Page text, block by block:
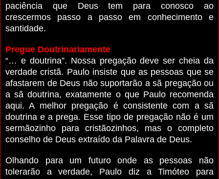
paciência que Deus tem para conosco ao
crescermos passo a passo em conhecimento e
santidade.
Pregue Doutrinariamente
“… e doutrina”. Nossa pregação deve ser cheia da
verdade cristã. Paulo insiste que as pessoas que se
afastarem de Deus não suportarão a sã pregação ou
a sã doutrina, exatamente o que Paulo recomenda
aqui. A melhor pregação é consistente com a sã
doutrina e a prega. Esse tipo de pregação não é um
sermãozinho para cristãozinhos, mas o completo
conselho de Deus extraído da Palavra de Deus.
Olhando para um futuro onde as pessoas não
tolerarão a verdade, Paulo diz a Timóteo para